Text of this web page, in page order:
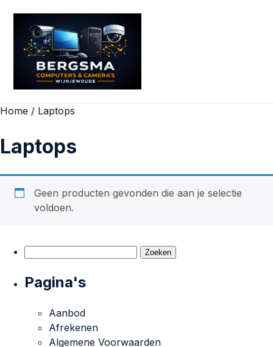
Home / Laptops
Laptops
Geen producten gevonden die aan je selectie
voldoen.
Pagina's
Aanbod
Afrekenen
Algemene Voorwaarden